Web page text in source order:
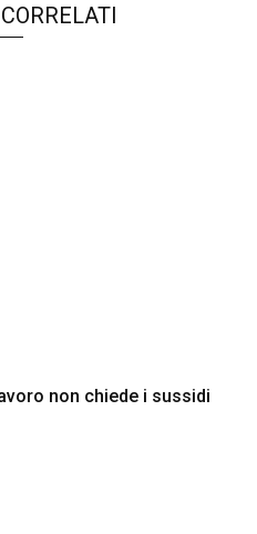
non chiede i sussidi